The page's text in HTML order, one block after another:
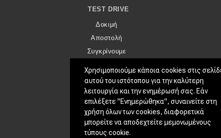
TEST DRIVE
Δοκιμή
Αποστολή
Συγκρίνουμε
ΑΓΏΝΕΣ
Formula 1
WRC
Motorsport
Χρησιμοποιούμε κάποια cookies στις
αυτού του ιστότοπου για την καλύτερη
λειτουργία και την ενημέρωσή σας. Εάν
επιλέξετε "Ενημερώθηκα", συναινείτε στη
χρήση όλων των cookies, διαφορετικά
μπορείτε να αποδεχτείτε μεμονωμένους
τύπους cookie.